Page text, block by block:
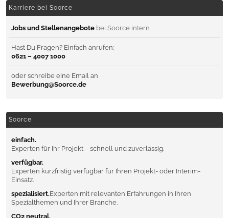
Karriere bei Soorce
Jobs und Stellenangebote bei Soorce intern
Hast Du Fragen? Einfach anrufen:
0621 – 4007 1000
oder schreibe eine Email an
Bewerbung@Soorce.de
Soorce
einfach.
Experten für Ihr Projekt – schnell und zuverlässig.
verfügbar.
Experten kurzfristig verfügbar für Ihren Projekt- oder Interim-
Einsatz.
spezialisiert.Experten mit relevanten Erfahrungen in Ihren
Spezialthemen und Ihrer Branche.
CO2 neutral.